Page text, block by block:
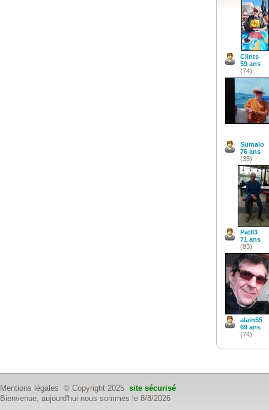
Clints
59 ans
(74)
Sumalo
76 ans
(35)
Pat83
71 ans
(83)
alain55
69 ans
(74)
Mentions légales © Copyright 2025 site sécurisé
Bienvenue, aujourd'hui nous sommes le 8/8/2026